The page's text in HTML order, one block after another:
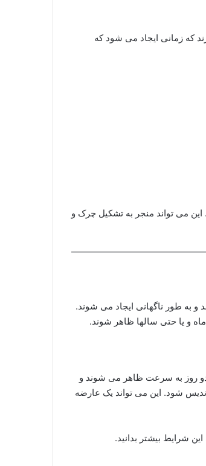
که زمانی ایجاد می شود که
می تواند منجر به تشکیل چرک و
و به طور ناگهانی ایجاد می شوند.
و یا حتی سالها ظاهر شوند.
دو روز به سرعت ظاهر می شوند و
شود. این می تواند یک عارضه
شرایط بیشتر بدانید.